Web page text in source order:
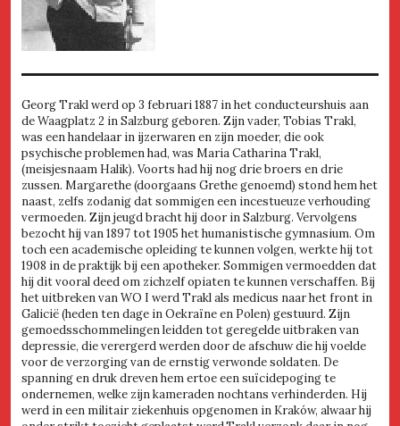
Georg Trakl werd op 3 februari 1887 in het conducteurshuis aan
de Waagplatz 2 in Salzburg geboren. Zijn vader, Tobias Trakl,
was een handelaar in ijzerwaren en zijn moeder, die ook
psychische problemen had, was Maria Catharina Trakl,
(meisjesnaam Halik). Voorts had hij nog drie broers en drie
zussen. Margarethe (doorgaans Grethe genoemd) stond hem het
naast, zelfs zodanig dat sommigen een incestueuze verhouding
vermoeden. Zijn jeugd bracht hij door in Salzburg. Vervolgens
bezocht hij van 1897 tot 1905 het humanistische gymnasium. Om
toch een academische opleiding te kunnen volgen, werkte hij tot
1908 in de praktijk bij een apotheker. Sommigen vermoedden dat
hij dit vooral deed om zichzelf opiaten te kunnen verschaffen. Bij
het uitbreken van WO I werd Trakl als medicus naar het front in
Galicië (heden ten dage in Oekraïne en Polen) gestuurd. Zijn
gemoedsschommelingen leidden tot geregelde uitbraken van
depressie, die verergerd werden door de afschuw die hij voelde
voor de verzorging van de ernstig verwonde soldaten. De
spanning en druk dreven hem ertoe een suïcidepoging te
ondernemen, welke zijn kameraden nochtans verhinderden. Hij
werd in een militair ziekenhuis opgenomen in Kraków, alwaar hij